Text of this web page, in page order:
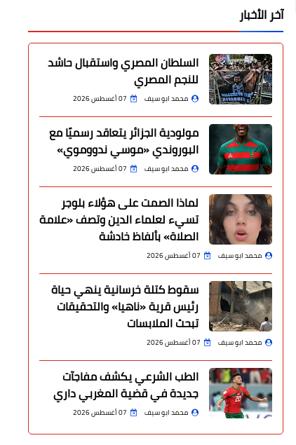
آخر الأخبار
السلطان المصري واستقبال حاشد
للنجم المصري
محمد ابو سيف 07 أغسطس 2026
مولودية الجزائر يتعاقد رسميًا مع
البوروندي «موسي ندووموي»
محمد ابو سيف 07 أغسطس 2026
لماذا الصمت على هؤلاء بلوجر
تسيء لعلماء الدين وتصف «علامة
الصلاة» بألفاظ خادشة
محمد ابو سيف 07 أغسطس 2026
سقوط كتلة خرسانية ينهي حياة
رئيس قرية «ناهيا» والتحقيقات
تبحث الملابسات
محمد ابو سيف 07 أغسطس 2026
الطب الشرعي يكشف مفاجآت
جديدة في قضية المغربي داري
محمد ابو سيف 07 أغسطس 2026